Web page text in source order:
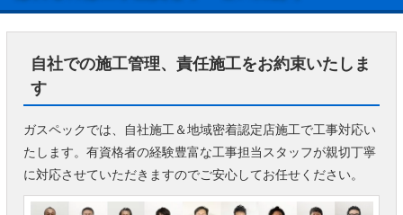
自社での施工管理、責任施工をお約束いたしま
す
ガスペックでは、自社施工＆地域密着認定店施工で工事対応い
たします。有資格者の経験豊富な工事担当スタッフが親切丁寧
に対応させていただきますのでご安心してお任せください。